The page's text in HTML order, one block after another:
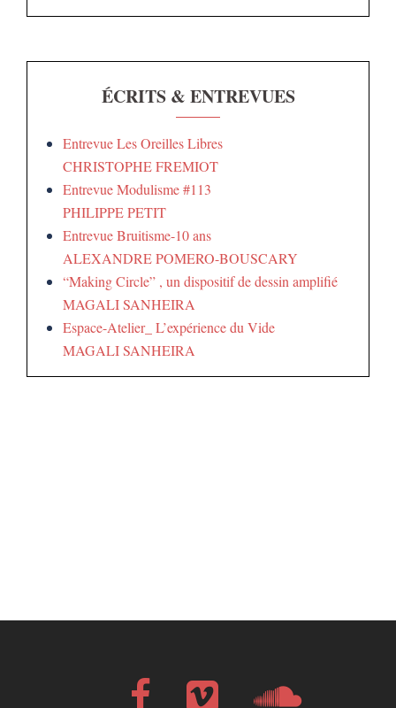
ÉCRITS & ENTREVUES
Entrevue Les Oreilles Libres
CHRISTOPHE FREMIOT
Entrevue Modulisme #113
PHILIPPE PETIT
Entrevue Bruitisme-10 ans
ALEXANDRE POMERO-BOUSCARY
“Making Circle” , un dispositif de dessin amplifié
MAGALI SANHEIRA
Espace-Atelier_ L’expérience du Vide
MAGALI SANHEIRA
Facebook Vimeo